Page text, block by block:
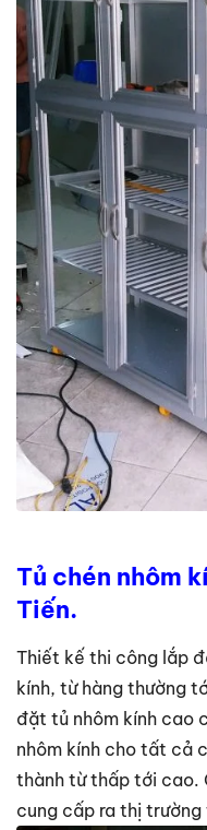
Tủ chén nhôm
Tiến.
Thiết kế thi công lắp
kính, từ hàng thường
đặt tủ nhôm kính cao
nhôm kính cho tất cả
thành từ thấp tới cao.
cung cấp ra thị